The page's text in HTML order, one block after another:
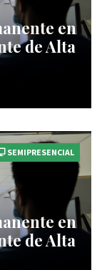
en
de Alta
SEMIPRESENCIAL
en
de Alta